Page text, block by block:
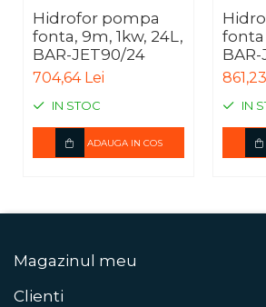
Hidrofor pompa
fonta, 9m, 1kw, 24L,
BAR-JET90/24
704,64 Lei
IN STOC
ADAUGA IN COS
fonta
IN
Magazinul meu
Clienti